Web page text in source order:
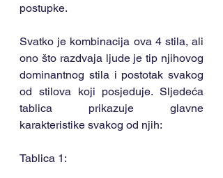
postupke.
Svatko je kombinacija ova 4 stila, ali
ono što razdvaja ljude je tip njihovog
dominantnog stila i postotak svakog
od stilova koji posjeduje. Sljedeća
tablica prikazuje glavne
karakteristike svakog od njih:
Tablica 1: